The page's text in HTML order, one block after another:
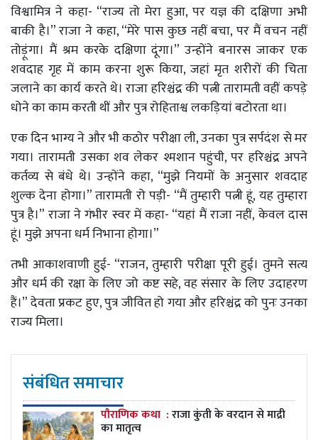
विश्वामित्र ने कहा- “राज्य तो मेरा हुआ, पर यज्ञ की दक्षिणा अभी
बाकी है।” राजा ने कहा, “मेरे पास कुछ नहीं बचा, पर मैं वचन नहीं
तोड़ूंगा। मैं श्रम करके दक्षिणा दूंगा।” उन्होंने बनारस जाकर एक
शवदाह गृह में काम करना शुरू किया, जहां मृत शरीरों की चिता
जलाने का कार्य करते थे। राजा हरिश्चंद्र की पत्नी तारामती वहीं कपड़े
धोने का काम करती थीं और पुत्र रोहिताश्व लकड़ियां बटोरता था।
एक दिन भाग्य ने और भी कठोर परीक्षा ली, उनका पुत्र सर्पदंश से मर
गया। तारामती उसका शव लेकर श्मशान पहुंची, पर हरिश्चंद्र अपने
कर्तव्य से बंधे थे। उन्होंने कहा, “मुझे नियमों के अनुसार शवदाह
शुल्क देना होगा।” तारामती रो पड़ी- “मैं तुम्हारी पत्नी हूं, यह तुम्हारा
पुत्र है।” राजा ने गंभीर स्वर में कहा- “यहां मैं राजा नहीं, केवल दास
हूं। मुझे अपना धर्म निभाना होगा।”
तभी आकाशवाणी हुई- “राजन, तुम्हारी परीक्षा पूरी हुई। तुमने सत्य
और धर्म की रक्षा के लिए जो कष्ट सहे, वह संसार के लिए उदाहरण
हैं।” देवता प्रकट हुए, पुत्र जीवित हो गया और हरिश्चंद्र को पुनः उनका
राज्य मिला।
संबंधित समाचार
पौराणिक कथा :राजा कुंती के वरदान से माद्री
का मातृत्व